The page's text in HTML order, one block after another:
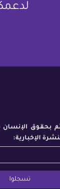
بحقوق
الإخبارية: